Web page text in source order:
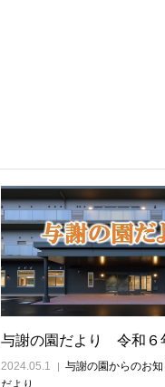
与謝の園だより 令和６
2024.05.1 与謝の園からのお